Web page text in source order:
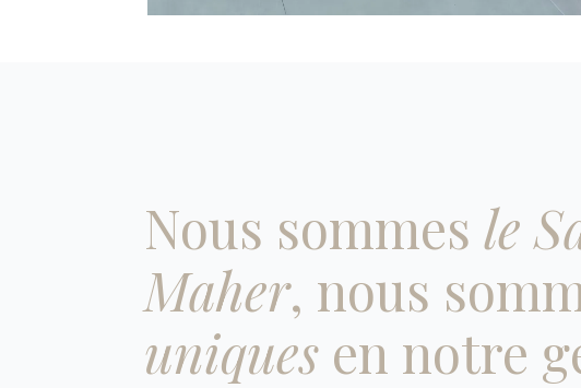
Nous sommes le
Maher, nous
uniques en notre